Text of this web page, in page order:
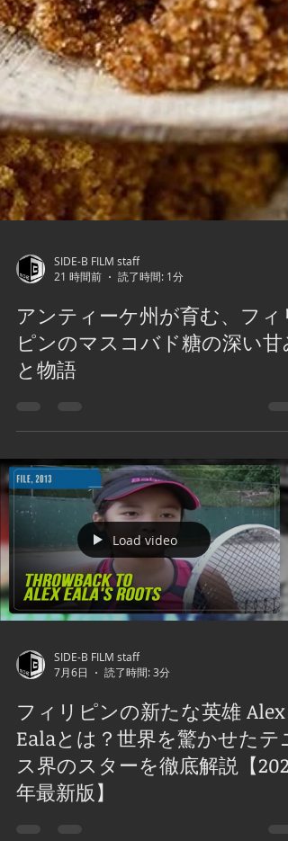
SIDE-B FILM staff
21 時間前
読了時間: 1分
アンティーケ州が育む、フィリ
Load video
SIDE-B FILM staff
7月6日
読了時間: 3分
フィリピンの新たな英雄 Alex
Ealaとは？世界を驚かせたテニ